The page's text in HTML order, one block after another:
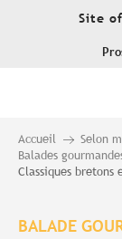
Site
Accueil Selon
Balades
Classiques bretons
BALADE